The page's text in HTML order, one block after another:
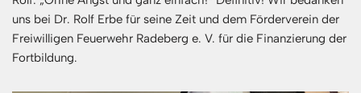
uns bei Dr. Rolf Erbe für seine Zeit und dem Förderverein der
Freiwilligen Feuerwehr Radeberg e. V. für die Finanzierung der
Fortbildung.